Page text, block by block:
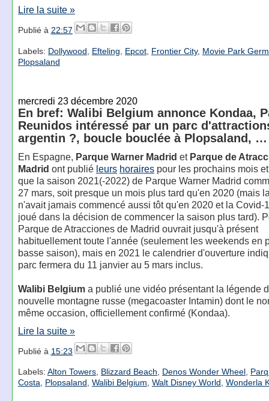
Lire la suite »
Publié à 22:57
Labels: Dollywood Efteling Epcot, Frontier City, Movie Park
Plopsaland
mercredi 23 décembre 2020
En bref: Walibi Belgium annonce Kondaa,
Reunidos intéressé par un parc
argentin ?, boucle bouclée à Plopsaland, …
En Espagne, Parque Warner Madrid et Parque de
Madrid ont publié leurs horairespour les prochains mois
que la saison 2021(-2022) de Parque Warner Madrid
27 mars, soit presque un mois plus tard qu'en 2020 (mais
n'avait jamais commencé aussi tôt qu'en 2020 et la Covid-
joué dans la décision de commencer la saison plus tard).
Parque de Atracciones de Madrid ouvrait jusqu'à présent
habituellement toute l'année (seulement les weekends en
basse saison), mais en 2021 le calendrier d'ouverture
parc fermera du 11 janvier au 5 mars inclus.
Walibi Belgiuma publié une vidéo présentant la légende
nouvelle montagne russe (megacoaster Intamin) dont le
même occasion, officiellement confirmé (Kondaa).
Lire la suite »
Publié à 15:23
Labels: Alton Towers, Blizzard Beach, Denos Wonder Wheel,
Costa, Plopsaland, Walibi Belgium, Walt Disney World, Wonderla